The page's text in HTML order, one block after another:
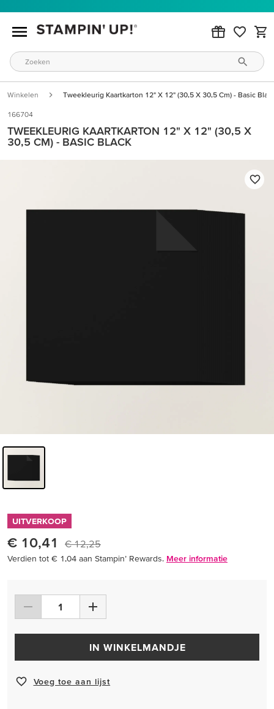
Winkelen Tweekleurig Kaartkarton 12" X 12" (30,5 X 30,5 Cm) - Basic
166704
TWEEKLEURIG KAARTKARTON 12" X 12" (30,5 X
30,5 CM) - BASIC BLACK
UITVERKOOP
€ 10,41 € 12,25
Verdien tot € 1,04 aan Stampin’ Rewards. Meer informatie
IN WINKELMANDJE
Voeg toe aan lijst